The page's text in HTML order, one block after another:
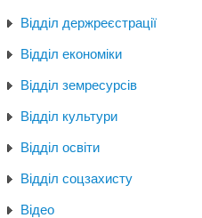
Відділ держреєстрації
Відділ економіки
Відділ земресурсів
Відділ культури
Відділ освіти
Відділ соцзахисту
Відео